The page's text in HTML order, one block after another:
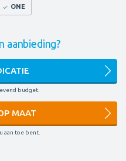
ONE
aanbieding?
budget.
MAAT
aan toe bent.